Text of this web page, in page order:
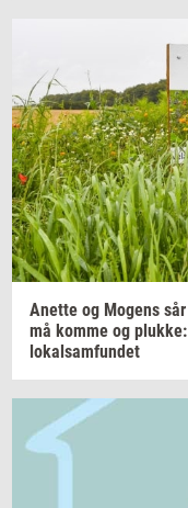
Anet­te og Mo­gens sår
må komme og pluk­ke:
lo­kal­sam­fun­det